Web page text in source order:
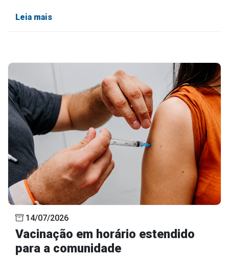
Leia mais
14/07/2026
Vacinação em horário estendido
para a comunidade